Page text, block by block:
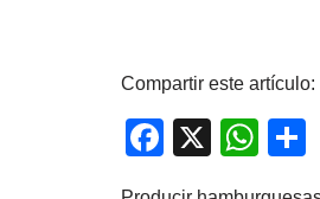
Compartir este artículo:
F
X
W